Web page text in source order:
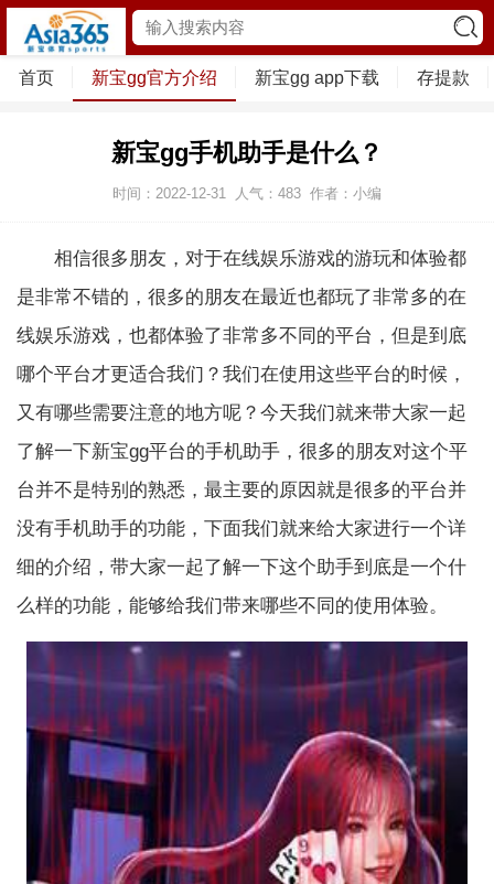
首页 新宝gg官方介绍 新宝gg app下载 存提款
新宝gg手机助手是什么？
时间：2022-12-31 人气： 483 作者：小编
相信很多朋友，对于在线娱乐游戏的游玩和体验都
是非常不错的，很多的朋友在最近也都玩了非常多的在
线娱乐游戏，也都体验了非常多不同的平台，但是到底
哪个平台才更适合我们？我们在使用这些平台的时候，
又有哪些需要注意的地方呢？今天我们就来带大家一起
了解一下新宝gg平台的手机助手，很多的朋友对这个平
台并不是特别的熟悉，最主要的原因就是很多的平台并
没有手机助手的功能，下面我们就来给大家进行一个详
细的介绍，带大家一起了解一下这个助手到底是一个什
么样的功能，能够给我们带来哪些不同的使用体验。